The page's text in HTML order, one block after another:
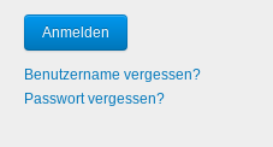
Benutzername vergessen?
Passwort vergessen?